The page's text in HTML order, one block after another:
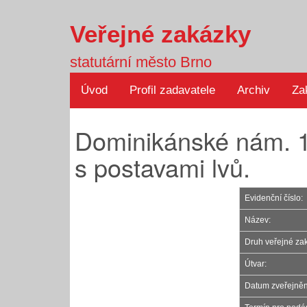
Veřejné zakázky
statutární město Brno
Úvod Profil zadavatele Archiv
Dominikánské nám.
s postavami lvů.
Evidenční číslo:
Název:
Druh veřejné
Útvar:
Datum